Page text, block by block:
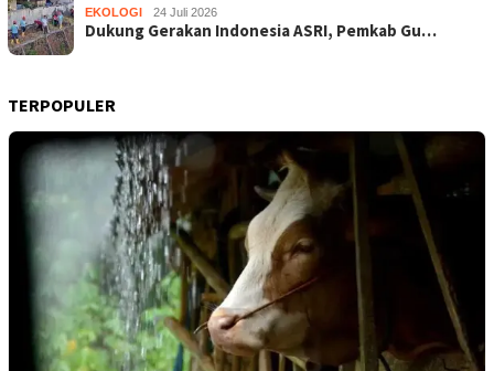
EKOLOGI 24 Juli 2026
Dukung Gerakan Indonesia ASRI, Pemkab Gu…
TERPOPULER